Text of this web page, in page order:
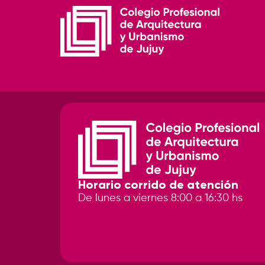
Horario corrido de atención
De lunes a viernes 8:00 a 16:30 hs